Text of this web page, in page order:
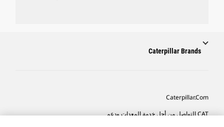
Caterpillar Brands
Caterpillar.com
CAT التواصل من أجل خدمة المعدات ودعم